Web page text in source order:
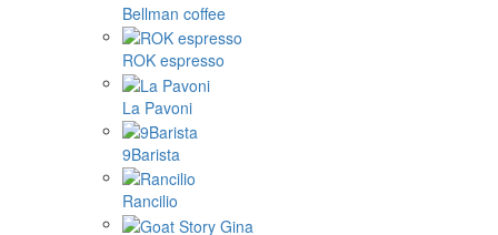
Bellman coffee
ROK espresso
La Pavoni
9Barista
Rancilio